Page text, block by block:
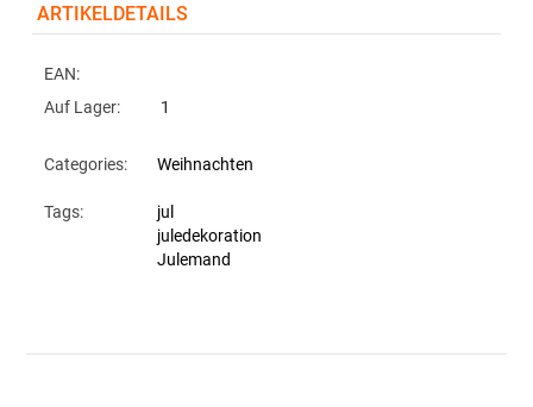
ARTIKELDETAILS
EAN:
Auf Lager:
1
Categories: Weihnachten
Tags:
jul
juledekoration
Julemand